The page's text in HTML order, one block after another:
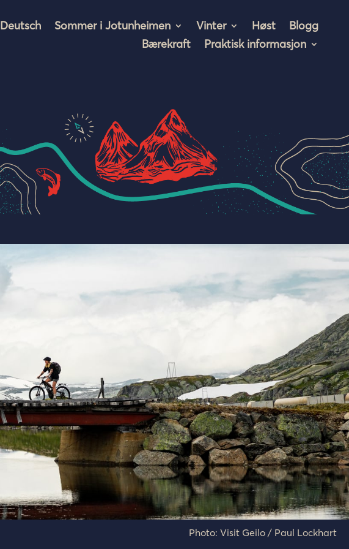
Deutsch Sommer i Jotunheimen Vinter Høst
Blogg
Bærekraft
Praktisk informasjon
Photo: Visit Geilo / Paul Lockhart